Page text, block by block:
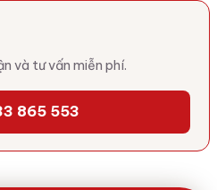
và tư vấn miễn phí.
865 553